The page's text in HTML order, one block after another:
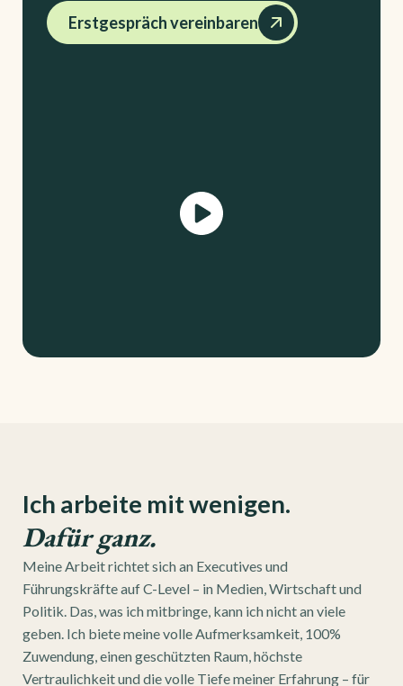
Erstgespräch vereinbaren
Ich arbeite mit wenigen.
Dafür ganz.
Meine Arbeit richtet sich an Executives und
Führungskräfte auf C-Level – in Medien, Wirtschaft und
Politik. Das, was ich mitbringe, kann ich nicht an viele
geben. Ich biete meine volle Aufmerksamkeit, 100%
Zuwendung, einen geschützten Raum, höchste
Vertraulichkeit und die volle Tiefe meiner Erfahrung – für